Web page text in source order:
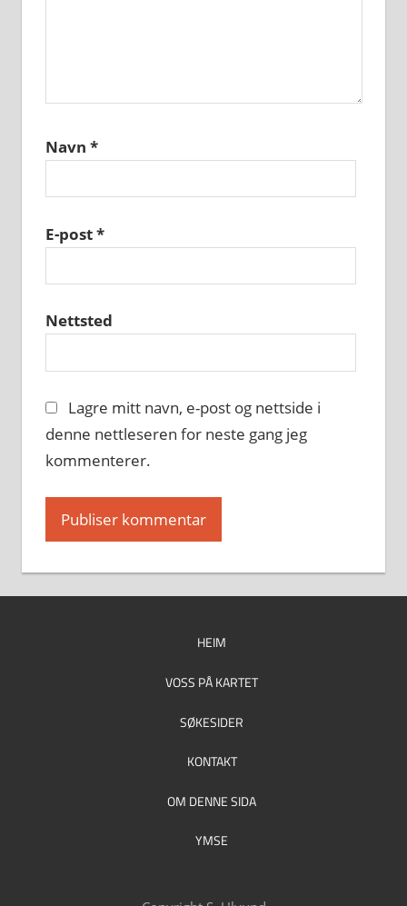
Navn *
E-post*
Nettsted
Lagre mitt navn, e-post og nettside i
denne nettleseren for neste gang jeg
kommenterer.
HEIM
VOSS PÅ KARTET
SØKESIDER
KONTAKT
OM DENNE SIDA
YMSE